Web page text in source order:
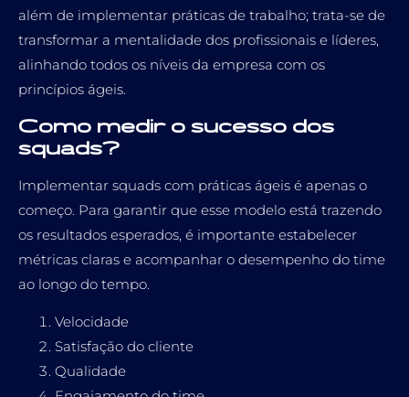
além de implementar práticas de trabalho; trata-se de
transformar a mentalidade dos profissionais e líderes,
alinhando todos os níveis da empresa com os
princípios ágeis.
Como medir o sucesso dos
squads?
Implementar squads com práticas ágeis é apenas o
começo. Para garantir que esse modelo está trazendo
os resultados esperados, é importante estabelecer
métricas claras e acompanhar o desempenho do time
ao longo do tempo.
Velocidade
Satisfação do cliente
Qualidade